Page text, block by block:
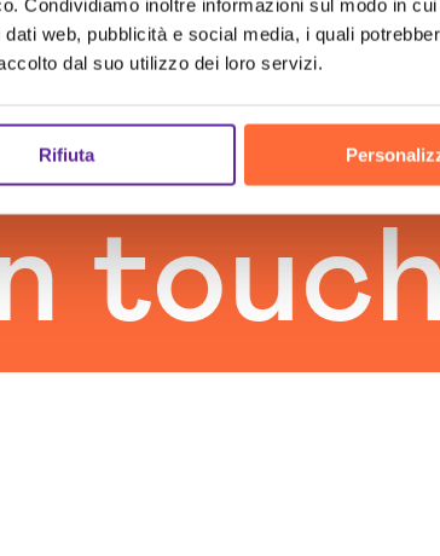
Condividiamo inoltre informazioni sul modo in
dati web, pubblicità e social media, i quali
dal suo utilizzo dei loro servizi.
Rifiuta